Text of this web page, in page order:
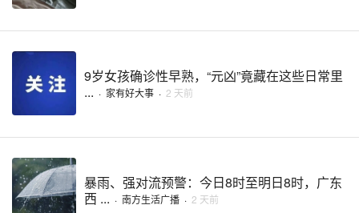
9岁女孩确诊性早熟，“元凶”竟藏在这些日常里
... · 家有好大事 · 2 天前
暴雨、强对流预警：今日8时至明日8时，广东
西 ... · 南方生活广播 · 2 天前